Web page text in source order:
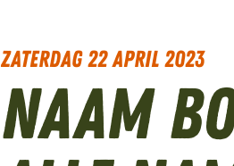
zaterdag 22 april 2023
Naam